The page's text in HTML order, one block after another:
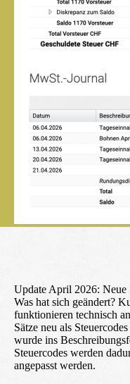
Update April 2026: Neue
Was hat sich geändert?
funktionieren technisch
Sätze neu als
wurde ins
Steuercodes werden
angepasst werden.